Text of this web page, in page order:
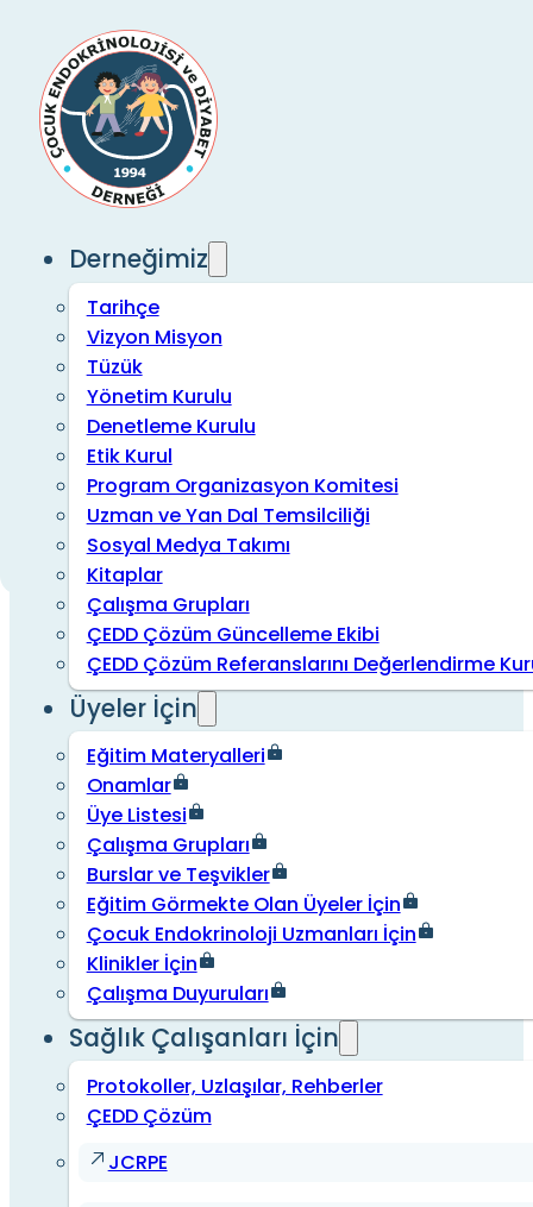
Derneğimiz
Tarihçe
Vizyon Misyon
Tüzük
Yönetim Kurulu
Denetleme Kurulu
Etik Kurul
Program Organizasyon Komitesi
Uzman ve Yan Dal Temsilciliği
Sosyal Medya Takımı
Kitaplar
Çalışma Grupları
ÇEDD Çözüm Güncelleme Ekibi
ÇEDD Çözüm Referanslarını Değerlendirme
Üyeler İçin
Eğitim Materyalleri
Onamlar
Üye Listesi
Çalışma Grupları
Burslar ve Teşvikler
Eğitim Görmekte Olan Üyeler İçin
Çocuk Endokrinoloji Uzmanları İçin
Klinikler İçin
Çalışma Duyuruları
Sağlık Çalışanları İçin
Protokoller, Uzlaşılar, Rehberler
ÇEDD Çözüm
JCRPE